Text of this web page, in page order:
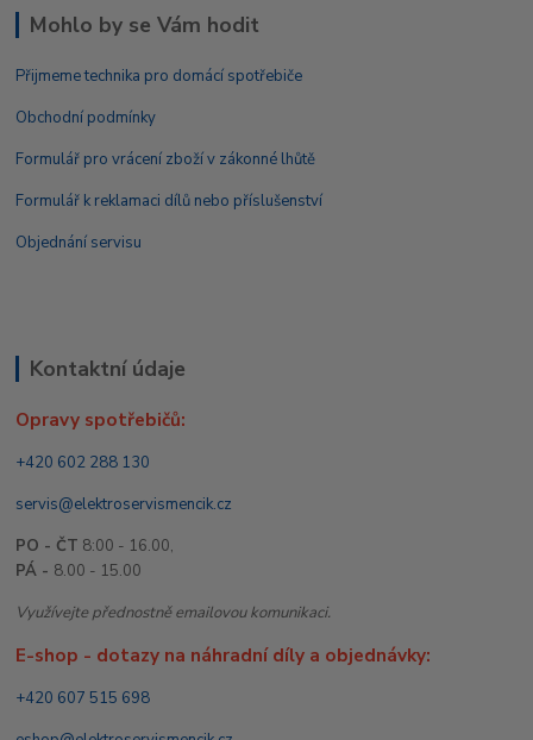
Mohlo by se Vám hodit
Přijmeme technika pro domácí spotřebiče
Obchodní podmínky
Formulář pro vrácení zboží v zákonné lhůtě
Formulář k reklamaci dílů nebo příslušenství
Objednání servisu
Kontaktní údaje
Opravy spotřebičů:
+420 602 288 130
servis@elektroservismencik.cz
PO - ČT 8:00 - 16.00,
PÁ - 8.00 - 15.00
Využívejte přednostně emailovou komunikaci.
E-shop - dotazy na náhradní díly a objednávky:
+420 607 515 698